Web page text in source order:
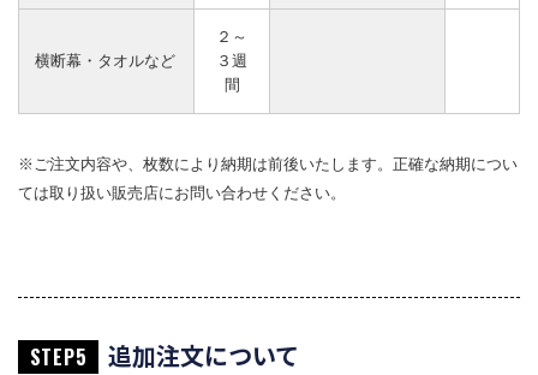
横断幕・タオルなど
２～
３週
間
※ご注文内容や、枚数により納期は前後いたします。正確な納期につい
ては取り扱い販売店にお問い合わせください。
STEP5 追加注文について